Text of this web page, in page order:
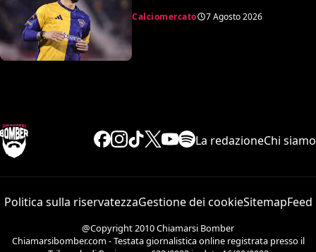
Calciomercato 7 Agosto 2026
La redazioneChi siamo
Politica sulla riservatezzaGestione dei cookieSitemapFeed
@Copyright 2010 Chiamarsi Bomber
Chiamarsibomber.com - Testata giornalistica online registrata presso il